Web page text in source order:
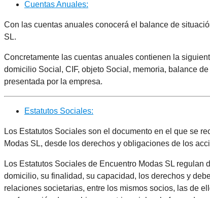
Cuentas Anuales:
Con las cuentas anuales conocerá el balance de
SL.
Concretamente las cuentas anuales contienen la
domicilio Social, CIF, objeto Social, memoria, balance
presentada por la empresa.
Estatutos Sociales:
Los Estatutos Sociales son el documento en el que se
Modas SL, desde los derechos y obligaciones de los
Los Estatutos Sociales de Encuentro Modas SL
domicilio, su finalidad, su capacidad, los derechos y
relaciones societarias, entre los mismos socios, las de